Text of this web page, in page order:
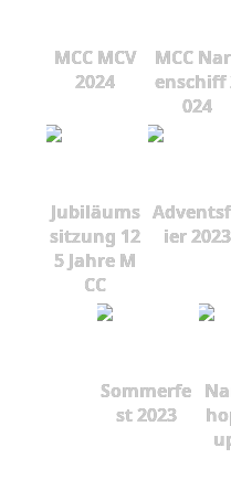
MCC MCV
2024
MCC
enschiff
024
Jubiläums
sitzung 12
5 Jahre M
CC
ier 2023
Sommerfe
st 2023